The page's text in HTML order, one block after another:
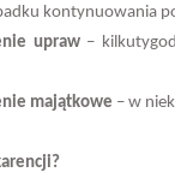
kontynuowania
upraw –
majątkowe – w